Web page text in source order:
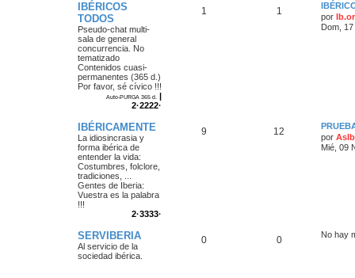
IBÉRICOS
TODOS
Pseudo-chat multi-
sala de general
concurrencia. No
tematizado
Contenidos cuasi-
permanentes (365 d.)
Por favor, sé cívico !!!
Auto-PURGA 365 d.
|
2·2222·
1 1
por
Dom,
IBÉRICAMENTE
La idiosincrasia y
forma ibérica de
entender la vida:
Costumbres, folclore,
tradiciones, ...
Gentes de Iberia:
Vuestra es la palabra
!!!
2·3333·
9 12
por
Mié, 09
SERVIBERIA
Al servicio de la
sociedad ibérica.
0 0 No hay